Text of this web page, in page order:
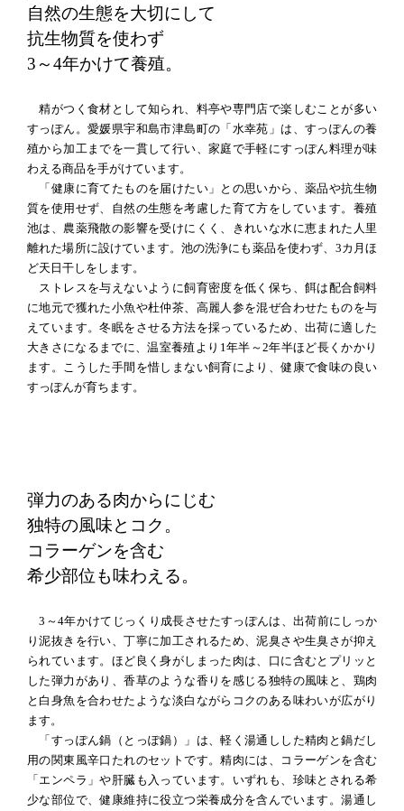
自然の生態を大切にして
抗生物質を使わず
3～4年かけて養殖。
精がつく食材として知られ、料亭や専門店で楽しむことが多い
すっぽん。愛媛県宇和島市津島町の「水幸苑」は、すっぽんの養
殖から加工までを一貫して行い、家庭で手軽にすっぽん料理が味
わえる商品を手がけています。
「健康に育てたものを届けたい」との思いから、薬品や抗生物
質を使用せず、自然の生態を考慮した育て方をしています。養殖
池は、農薬飛散の影響を受けにくく、きれいな水に恵まれた人里
離れた場所に設けています。池の洗浄にも薬品を使わず、3カ月ほ
ど天日干しをします。
ストレスを与えないように飼育密度を低く保ち、餌は配合飼料
に地元で獲れた小魚や杜仲茶、高麗人参を混ぜ合わせたものを与
えています。冬眠をさせる方法を採っているため、出荷に適した
大きさになるまでに、温室養殖より1年半～2年半ほど長くかかり
ます。こうした手間を惜しまない飼育により、健康で食味の良い
すっぽんが育ちます。
弾力のある肉からにじむ
独特の風味とコク。
コラーゲンを含む
希少部位も味わえる。
3～4年かけてじっくり成長させたすっぽんは、出荷前にしっか
り泥抜きを行い、丁寧に加工されるため、泥臭さや生臭さが抑え
られています。ほど良く身がしまった肉は、口に含むとプリッと
した弾力があり、香草のような香りを感じる独特の風味と、鶏肉
と白身魚を合わせたような淡白ながらコクのある味わいが広がり
ます。
「すっぽん鍋（とっぽ鍋）」は、軽く湯通しした精肉と鍋だし
用の関東風辛口たれのセットです。精肉には、コラーゲンを含む
「エンペラ」や肝臓も入っています。いずれも、珍味とされる希
少な部位で、健康維持に役立つ栄養成分を含んでいます。湯通し